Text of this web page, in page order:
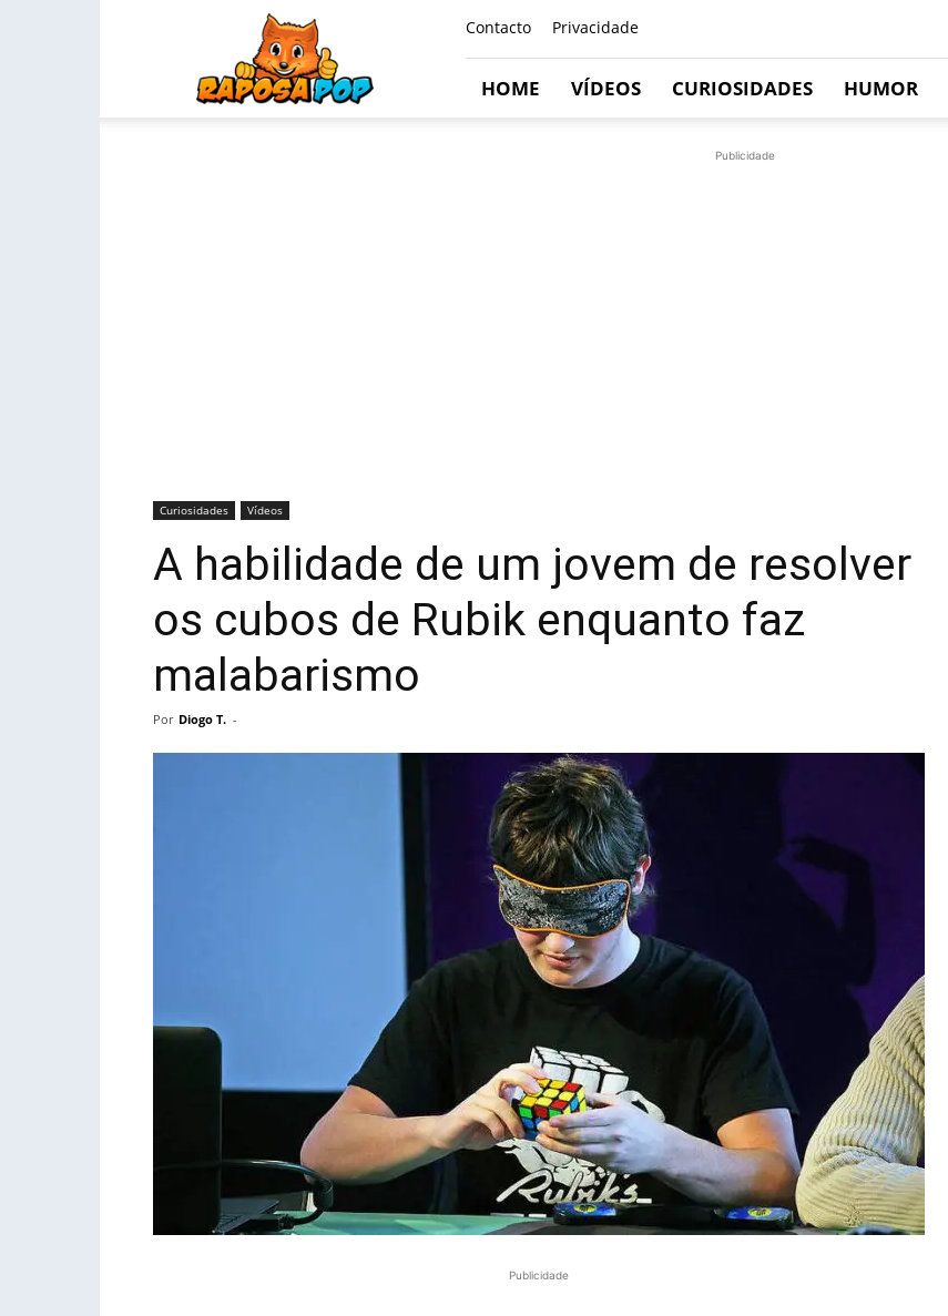
Contacto Privacidade
HOME VÍDEOS CURIOSIDADES HUMOR
Publicidade
Curiosidades Vídeos
A habilidade de um jovem de resolver
os cubos de Rubik enquanto faz
malabarismo
Por Diogo T. -
Publicidade